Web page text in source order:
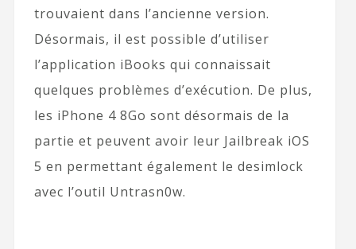
trouvaient dans l’ancienne version.
Désormais, il est possible d’utiliser
l’application iBooks qui connaissait
quelques problèmes d’exécution. De plus,
les iPhone 4 8Go sont désormais de la
partie et peuvent avoir leur Jailbreak iOS
5 en permettant également le desimlock
avec l’outil Untrasn0w.